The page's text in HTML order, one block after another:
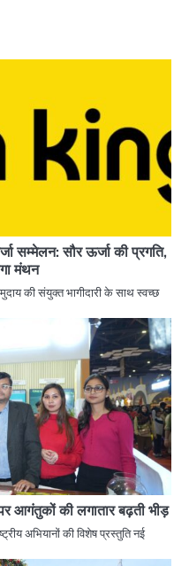
सम्मेलन: सौर ऊर्जा की प्रगति,
मंथन
की संयुक्त भागीदारी के साथ स्वच्छ
आगंतुकों की लगातार बढ़ती भीड़
अभियानों की विशेष प्रस्तुति नई